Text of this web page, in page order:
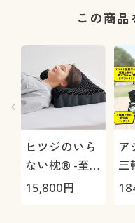
この商
ヒツジのいら
ない枕® -至
極-
15,800円
ア
三